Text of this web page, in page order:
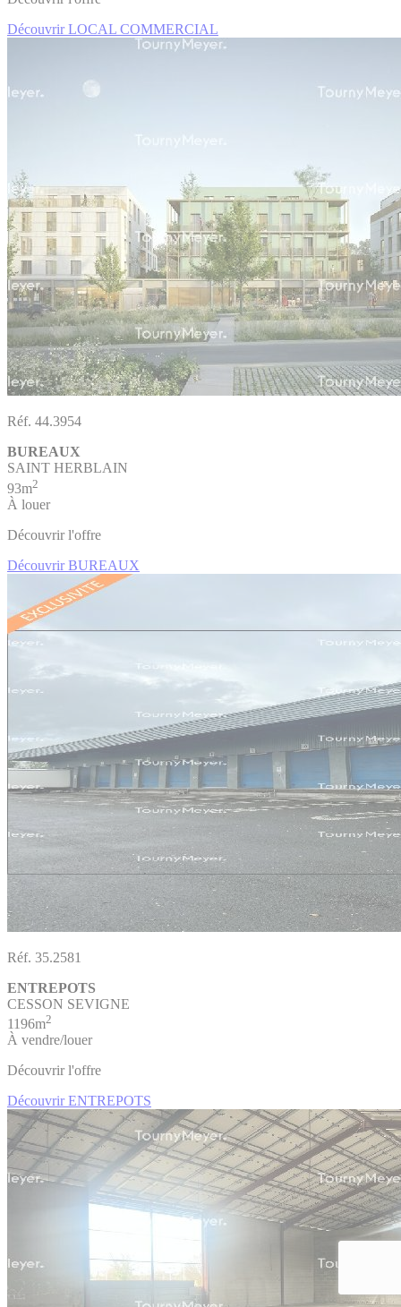
Découvrir LOCAL COMMERCIAL
Réf. 44.3954
BUREAUX
SAINT HERBLAIN
93m2
À louer
Découvrir l'offre
Découvrir BUREAUX
Réf. 35.2581
ENTREPOTS
CESSON SEVIGNE
1196m2
À vendre/louer
Découvrir l'offre
Découvrir ENTREPOTS